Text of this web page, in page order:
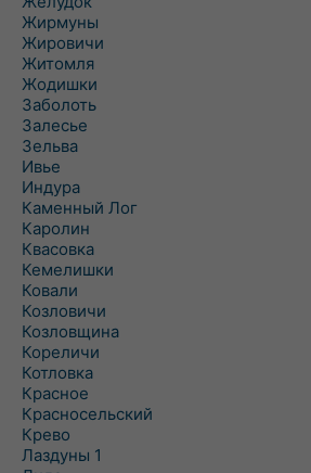
Жирмуны
Жировичи
Житомля
Жодишки
Заболоть
Залесье
Зельва
Ивье
Индура
Каменный Лог
Каролин
Квасовка
Кемелишки
Ковали
Козловичи
Козловщина
Кореличи
Котловка
Красное
Красносельский
Крево
Лаздуны 1